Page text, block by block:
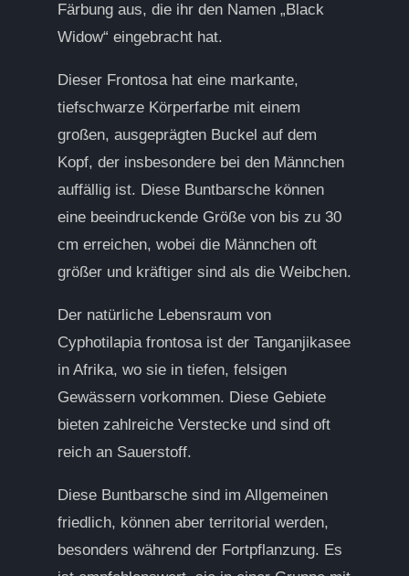
Färbung aus, die ihr den Namen „Black
Widow“ eingebracht hat.
Dieser Frontosa hat eine markante,
tiefschwarze Körperfarbe mit einem
großen, ausgeprägten Buckel auf dem
Kopf, der insbesondere bei den Männchen
auffällig ist. Diese Buntbarsche können
eine beeindruckende Größe von bis zu 30
cm erreichen, wobei die Männchen oft
größer und kräftiger sind als die Weibchen.
Der natürliche Lebensraum von
Cyphotilapia frontosa ist der Tanganjikasee
in Afrika, wo sie in tiefen, felsigen
Gewässern vorkommen. Diese Gebiete
bieten zahlreiche Verstecke und sind oft
reich an Sauerstoff.
Diese Buntbarsche sind im Allgemeinen
friedlich, können aber territorial werden,
besonders während der Fortpflanzung. Es